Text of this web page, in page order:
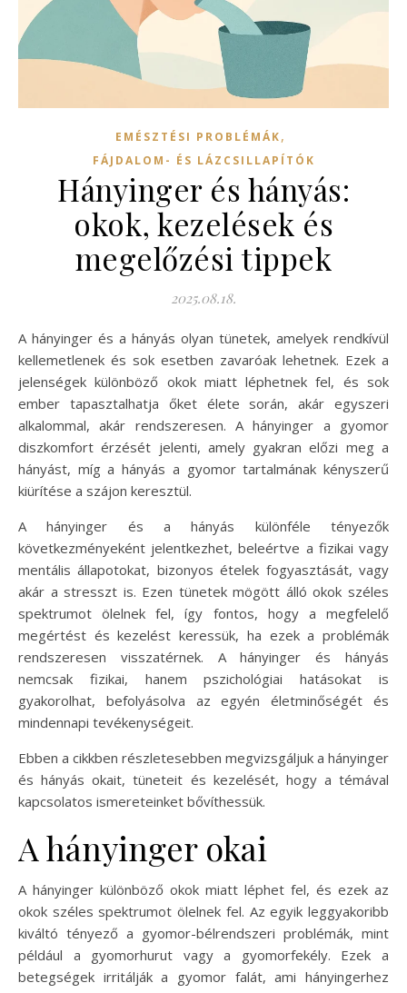
EMÉSZTÉSI PROBLÉMÁK,
FÁJDALOM- ÉS LÁZCSILLAPÍTÓK
Hányinger és hányás:
okok, kezelések és
megelőzési tippek
2025.08.18.
A hányinger és a hányás olyan tünetek, amelyek rendkívül
kellemetlenek és sok esetben zavaróak lehetnek. Ezek a
jelenségek különböző okok miatt léphetnek fel, és sok
ember tapasztalhatja őket élete során, akár egyszeri
alkalommal, akár rendszeresen. A hányinger a gyomor
diszkomfort érzését jelenti, amely gyakran előzi meg a
hányást, míg a hányás a gyomor tartalmának kényszerű
kiürítése a szájon keresztül.
A hányinger és a hányás különféle tényezők
következményeként jelentkezhet, beleértve a fizikai vagy
mentális állapotokat, bizonyos ételek fogyasztását, vagy
akár a stresszt is. Ezen tünetek mögött álló okok széles
spektrumot ölelnek fel, így fontos, hogy a megfelelő
megértést és kezelést keressük, ha ezek a problémák
rendszeresen visszatérnek. A hányinger és hányás
nemcsak fizikai, hanem pszichológiai hatásokat is
gyakorolhat, befolyásolva az egyén életminőségét és
mindennapi tevékenységeit.
Ebben a cikkben részletesebben megvizsgáljuk a hányinger
és hányás okait, tüneteit és kezelését, hogy a témával
kapcsolatos ismereteinket bővíthessük.
A hányinger okai
A hányinger különböző okok miatt léphet fel, és ezek az
okok széles spektrumot ölelnek fel. Az egyik leggyakoribb
kiváltó tényező a gyomor-bélrendszeri problémák, mint
például a gyomorhurut vagy a gyomorfekély. Ezek a
betegségek irritálják a gyomor falát, ami hányingerhez